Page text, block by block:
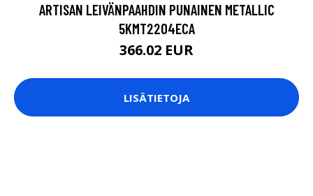
ARTISAN LEIVÄNPAAHDIN PUNAINEN METALLIC
5KMT2204ECA
366.02 EUR
LISÄTIETOJA